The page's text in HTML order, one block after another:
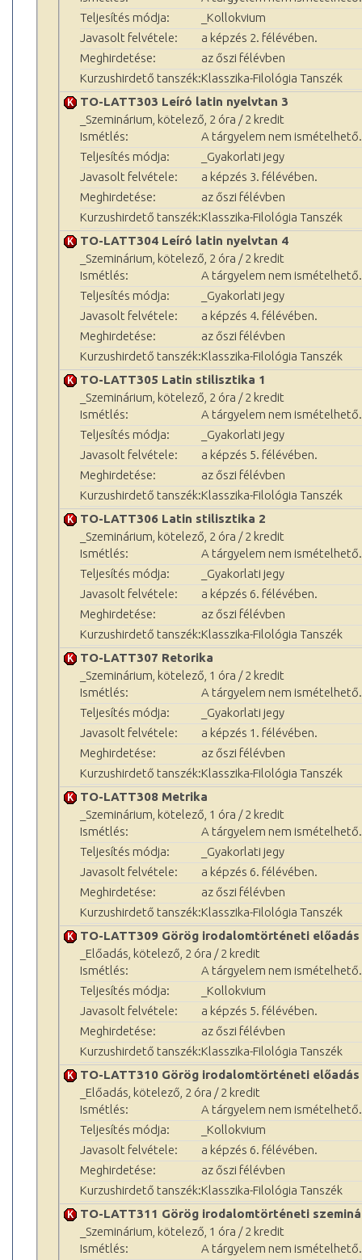
Teljesítés módja:
_Kollokvium
Javasolt felvétele:
a képzés 2. félévében.
Meghirdetése:
az őszi félévben
Kurzushirdető tanszék:Klasszika-Filológia Tanszék
TO-LATT303 Leíró latin nyelvtan 3
_Szeminárium, kötelező, 2 óra / 2 kredit
Ismétlés:
A tárgyelem nem ismételhető.
Teljesítés módja:
_Gyakorlati jegy
Javasolt felvétele:
a képzés 3. félévében.
Meghirdetése:
az őszi félévben
Kurzushirdető tanszék:Klasszika-Filológia Tanszék
TO-LATT304 Leíró latin nyelvtan 4
_Szeminárium, kötelező, 2 óra / 2 kredit
Ismétlés:
A tárgyelem nem ismételhető.
Teljesítés módja:
_Gyakorlati jegy
Javasolt felvétele:
a képzés 4. félévében.
Meghirdetése:
az őszi félévben
Kurzushirdető tanszék:Klasszika-Filológia Tanszék
TO-LATT305 Latin stilisztika 1
_Szeminárium, kötelező, 2 óra / 2 kredit
Ismétlés:
A tárgyelem nem ismételhető.
Teljesítés módja:
_Gyakorlati jegy
Javasolt felvétele:
a képzés 5. félévében.
Meghirdetése:
az őszi félévben
Kurzushirdető tanszék:Klasszika-Filológia Tanszék
TO-LATT306 Latin stilisztika 2
_Szeminárium, kötelező, 2 óra / 2 kredit
Ismétlés:
A tárgyelem nem ismételhető.
Teljesítés módja:
_Gyakorlati jegy
Javasolt felvétele:
a képzés 6. félévében.
Meghirdetése:
az őszi félévben
Kurzushirdető tanszék:Klasszika-Filológia Tanszék
TO-LATT307 Retorika
_Szeminárium, kötelező, 1 óra / 2 kredit
Ismétlés:
A tárgyelem nem ismételhető.
Teljesítés módja:
_Gyakorlati jegy
Javasolt felvétele:
a képzés 1. félévében.
Meghirdetése:
az őszi félévben
Kurzushirdető tanszék:Klasszika-Filológia Tanszék
TO-LATT308 Metrika
_Szeminárium, kötelező, 1 óra / 2 kredit
Ismétlés:
A tárgyelem nem ismételhető.
Teljesítés módja:
_Gyakorlati jegy
Javasolt felvétele:
a képzés 6. félévében.
Meghirdetése:
az őszi félévben
Kurzushirdető tanszék:Klasszika-Filológia Tanszék
TO-LATT309 Görög irodalomtörténeti előadás
_Előadás, kötelező, 2 óra / 2 kredit
Ismétlés:
A tárgyelem nem ismételhető.
Teljesítés módja:
_Kollokvium
Javasolt felvétele:
a képzés 5. félévében.
Meghirdetése:
az őszi félévben
Kurzushirdető tanszék:Klasszika-Filológia Tanszék
TO-LATT310 Görög irodalomtörténeti előadás
_Előadás, kötelező, 2 óra / 2 kredit
Ismétlés:
A tárgyelem nem ismételhető.
Teljesítés módja:
_Kollokvium
Javasolt felvétele:
a képzés 6. félévében.
Meghirdetése:
az őszi félévben
Kurzushirdető tanszék:Klasszika-Filológia Tanszék
TO-LATT311 Görög irodalomtörténeti
_Szeminárium, kötelező, 1 óra / 2 kredit
Ismétlés:
A tárgyelem nem ismételhető.